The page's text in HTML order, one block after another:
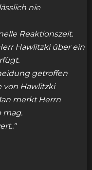
nie
Reaktionszeit.
Hawlitzki über ein
getroffen
von Hawlitzki
merkt Herrn
mag.